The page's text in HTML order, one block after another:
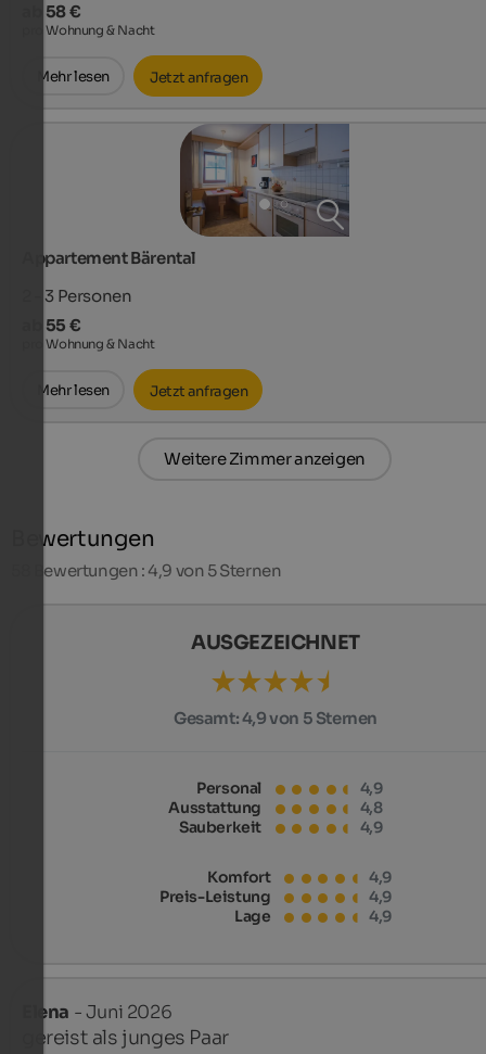
ab 58 €
pro Wohnung & Nacht
Mehr lesen Jetzt anfragen
Appartement Bärental
2 - 3 Personen
ab 55 €
pro Wohnung & Nacht
Mehr lesen Jetzt anfragen
Weitere Zimmer anzeigen
Bewertungen
Bewertungen : 4,9 von 5 Sternen
AUSGEZEICHNET
Gesamt:4,9 von 5 Sternen
Personal
4,9
Ausstattung
4,8
Sauberkeit
4,9
Komfort
4,9
Preis-Leistung
4,9
Lage
4,9
Elena - Juni 2026
gereist als junges Paar